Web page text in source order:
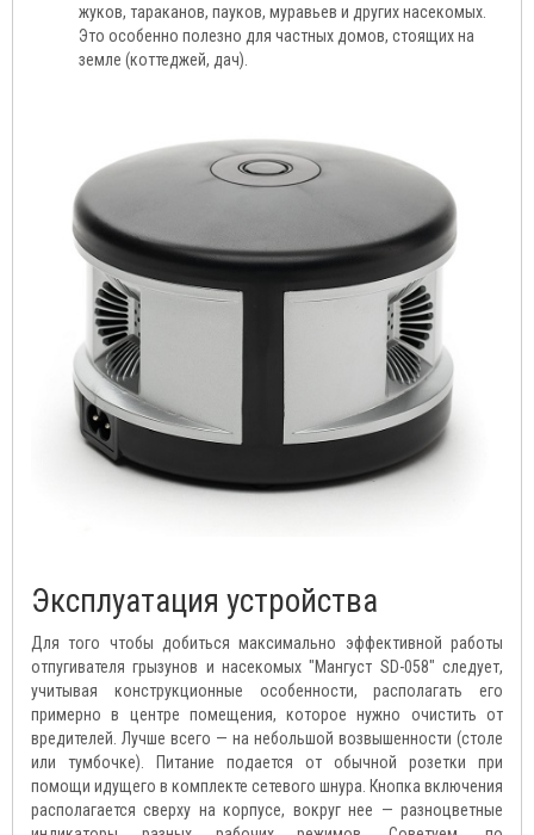
жуков, тараканов, пауков, муравьев и других насекомых.
Это особенно полезно для частных домов, стоящих на
земле (коттеджей, дач).
Эксплуатация устройства
Для того чтобы добиться максимально эффективной работы
отпугивателя грызунов и насекомых "Мангуст SD-058" следует,
учитывая конструкционные особенности, располагать его
примерно в центре помещения, которое нужно очистить от
вредителей. Лучше всего — на небольшой возвышенности (столе
или тумбочке). Питание подается от обычной розетки при
помощи идущего в комплекте сетевого шнура. Кнопка включения
располагается сверху на корпусе, вокруг нее — разноцветные